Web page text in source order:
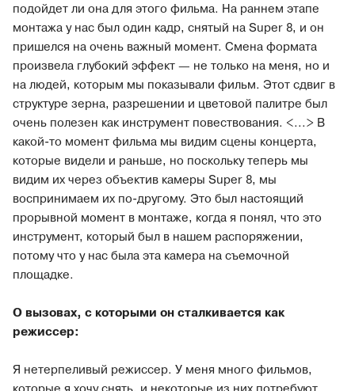
подойдет ли она для этого фильма. На раннем этапе
монтажа у нас был один кадр, снятый на Super 8, и он
пришелся на очень важный момент. Смена формата
произвела глубокий эффект — не только на меня, но и
на людей, которым мы показывали фильм. Этот сдвиг в
структуре зерна, разрешении и цветовой палитре был
очень полезен как инструмент повествования. <...> В
какой-то момент фильма мы видим сцены концерта,
которые видели и раньше, но поскольку теперь мы
видим их через объектив камеры Super 8, мы
воспринимаем их по-другому. Это был настоящий
прорывной момент в монтаже, когда я понял, что это
инструмент, который был в нашем распоряжении,
потому что у нас была эта камера на съемочной
площадке.
О вызовах, с которыми он сталкивается как
режиссер:
Я нетерпеливый режиссер. У меня много фильмов,